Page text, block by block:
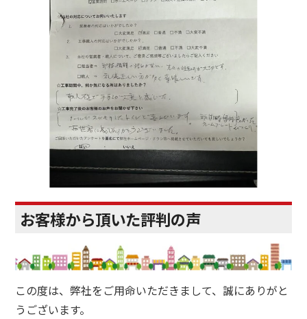
お客様から頂いた評判の声
この度は、弊社をご用命いただきまして、誠にありがと
うございます。